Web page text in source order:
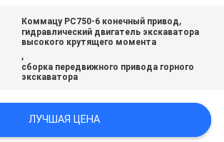
Коммацу PC750-6 конечный привод,
гидравлический двигатель экскаватора
высокого крутящего момента
,
сборка передвижного привода горного
экскаватора
ЛУЧШАЯ ЦЕНА